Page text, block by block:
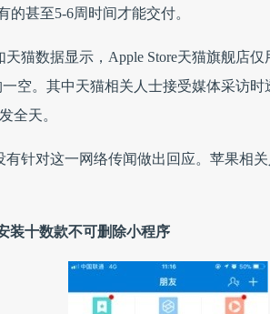
的甚至5-6周时间才能交付。
猫数据显示，Apple Store天猫旗舰店
空。其中天猫相关人士接受媒体采访时
全天。
针对这一网络传闻做出回应。苹果相
装十数款不可删除小程序